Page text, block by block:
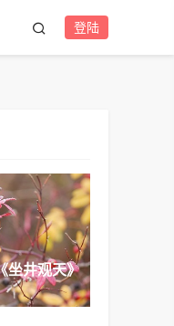
登陆
坐井观天》